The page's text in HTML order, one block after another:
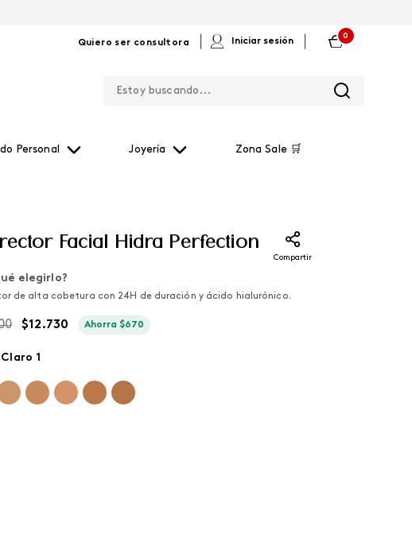
Quiero ser consultora Iniciar sesión
0
Personal Joyería Zona Sale 🛒
Facial Hidra Perfection
Compartir
elegirlo?
de alta cobetura con 24H de duración y ácido hialurónico.
$12.730 Ahorra$670
claro 1